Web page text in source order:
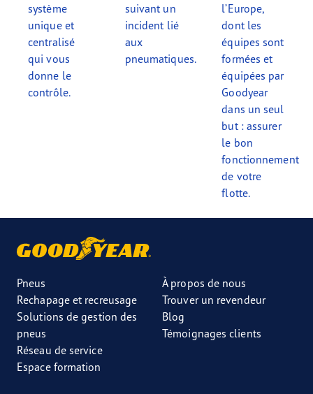
système
unique et
centralisé
qui vous
donne le
contrôle.
suivant un
incident lié
aux
pneumatiques.
l’Europe,
dont les
équipes sont
formées et
équipées par
Goodyear
dans un seul
but : assurer
le bon
fonctionnement
de votre
flotte.
Pneus
Rechapage et recreusage
Solutions de gestion des
pneus
Réseau de service
Espace formation
À propos de nous
Trouver un revendeur
Blog
Témoignages clients